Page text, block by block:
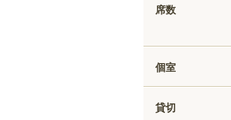
席数
個室
貸切